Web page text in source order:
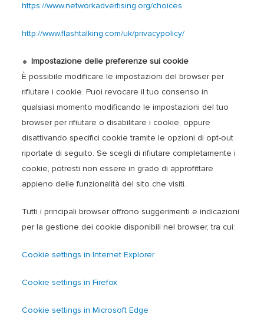
https://www.networkadvertising.org/choices
http://www.flashtalking.com/uk/privacypolicy/
Impostazione delle preferenze sui cookie
È possibile modificare le impostazioni del browser per
rifiutare i cookie. Puoi revocare il tuo consenso in
qualsiasi momento modificando le impostazioni del tuo
browser per rifiutare o disabilitare i cookie, oppure
disattivando specifici cookie tramite le opzioni di opt-out
riportate di seguito. Se scegli di rifiutare completamente i
cookie, potresti non essere in grado di approfittare
appieno delle funzionalità del sito che visiti.
Tutti i principali browser offrono suggerimenti e indicazioni
per la gestione dei cookie disponibili nel browser, tra cui:
Cookie settings in Internet Explorer
Cookie settings in Firefox
Cookie settings in Microsoft Edge